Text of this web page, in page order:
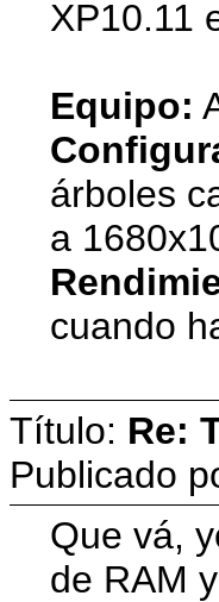
XP10.11
Equipo:
árboles
a
cuando
Título: Re:
Publicado
Que vá,
de RAM